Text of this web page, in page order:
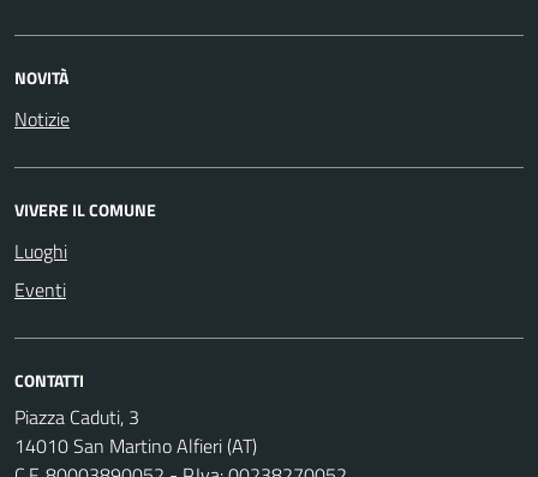
NOVITÀ
Notizie
VIVERE IL COMUNE
Luoghi
Eventi
CONTATTI
Piazza Caduti, 3
14010 San Martino Alfieri (AT)